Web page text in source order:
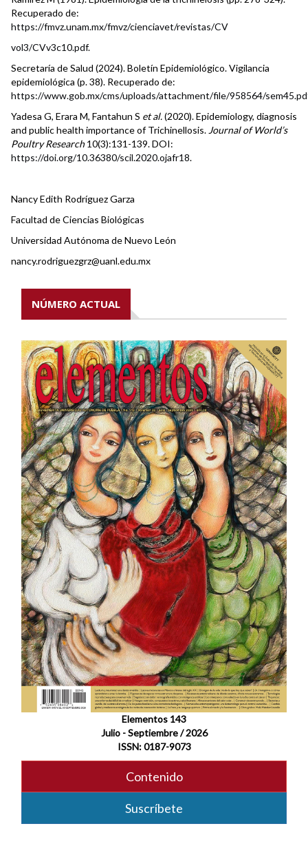
Recuperado de:
https://fmvz.unam.mx/fmvz/cienciavet/revistas/CV
vol3/CVv3c10.pdf.
Secretaría de Salud (2024). Boletín Epidemiológico. Vigilancia
epidemiológica (p. 38). Recuperado de:
https://www.gob.mx/cms/uploads/attachment/file/958564/
Yadesa G, Erara M, Fantahun S et al.(2020). Epidemiology, diagnosis
and public health importance of Trichinellosis. Journal of World’s
Poultry Research10(3):131-139. DOI:
https://doi.org/10.36380/scil.2020.ojafr18.
Nancy Edith Rodríguez Garza
Facultad de Ciencias Biológicas
Universidad Autónoma de Nuevo León
nancy.rodriguezgrz@uanl.edu.mx
NÚMERO ACTUAL
Elementos 143
Julio - Septiembre / 2026
ISSN: 0187-9073
Contenido
Suscríbete